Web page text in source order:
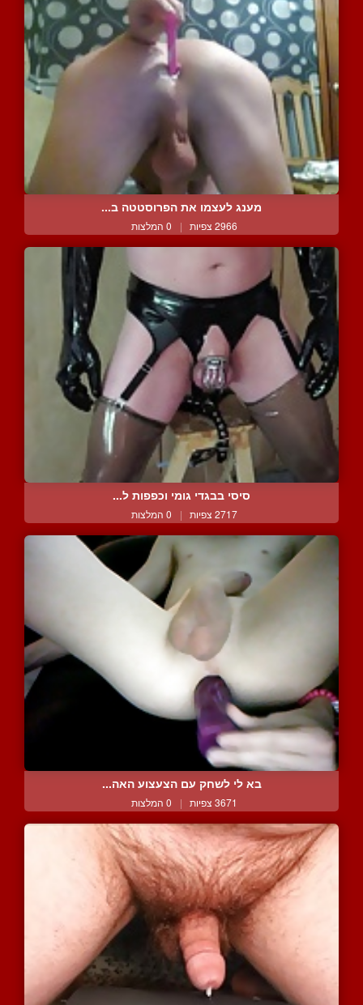
מענג לעצמו את הפרוסטטה ב...
2966 צפיות | 0 המלצות
סיסי בבגדי גומי וכפפות ל...
2717 צפיות | 0 המלצות
בא לי לשחק עם הצעצוע האה...
3671 צפיות | 0 המלצות